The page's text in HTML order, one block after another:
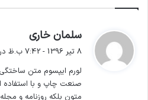
سلمان خاری
ف
:
8 تیر 1396 - 7:42 ب.ظ در 7:42 ب.ظ
لورم ایپسوم متن ساختگی
صنعت چاپ و با استفاده
متون بلکه روزنامه و